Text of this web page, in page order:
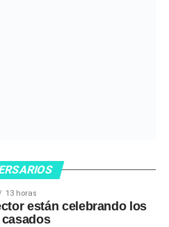
13 horas
están celebrando los